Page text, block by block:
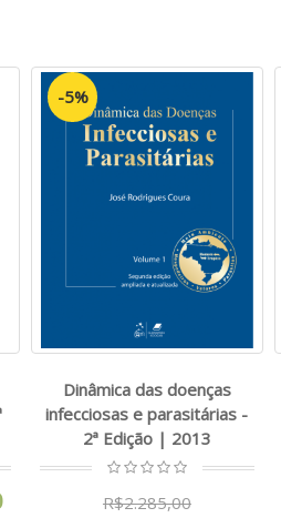
-5%
Dinâmica das doenças
infecciosas e parasitárias -
2ª Edição | 2013
R$2.285,00